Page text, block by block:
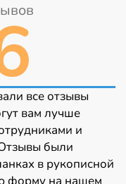
все отзывы
вам лучше
и
были
в рукописной